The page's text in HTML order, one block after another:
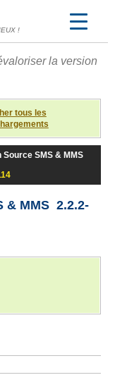
!
la version
tous les
Source SMS & MMS
& MMS 2.2.2-